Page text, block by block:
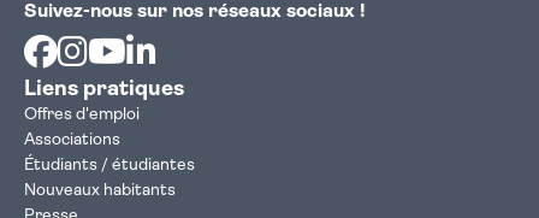
Suivez-nous sur nos réseaux sociaux !
Facebook
Instagram
Youtube
Liens pratiques
Offres d'emploi
Associations
Étudiants / étudiantes
Nouveaux habitants